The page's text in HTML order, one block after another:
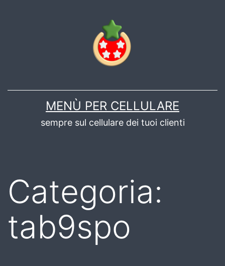
MENÙ PER CELLULARE
sempre sul cellulare dei tuoi clienti
Categoria:
tab9spo